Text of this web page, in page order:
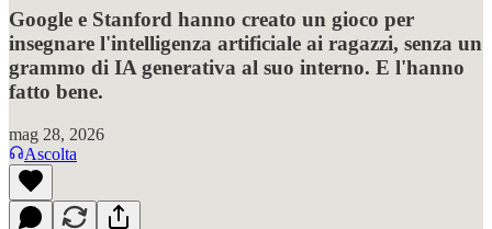
Google e Stanford hanno creato un gioco per
insegnare l'intelligenza artificiale ai ragazzi, senza un
grammo di IA generativa al suo interno. E l'hanno
fatto bene.
mag 28, 2026
Ascolta